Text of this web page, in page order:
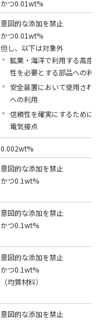
かつ0.01wt%
意図的な添加を禁止
かつ0.01wt%
但し、以下は対象外
鉱業・海洋で利用する高度
性を必要とする部品への利用
安全装置において使用され
への利用
信頼性を確実にするために
電気接点
0.002wt%
意図的な添加を禁止
かつ0.1wt%
意図的な添加を禁止
かつ0.1wt%
意図的な添加を禁止
かつ0.1wt%
（均質材料）
意図的な添加を禁止